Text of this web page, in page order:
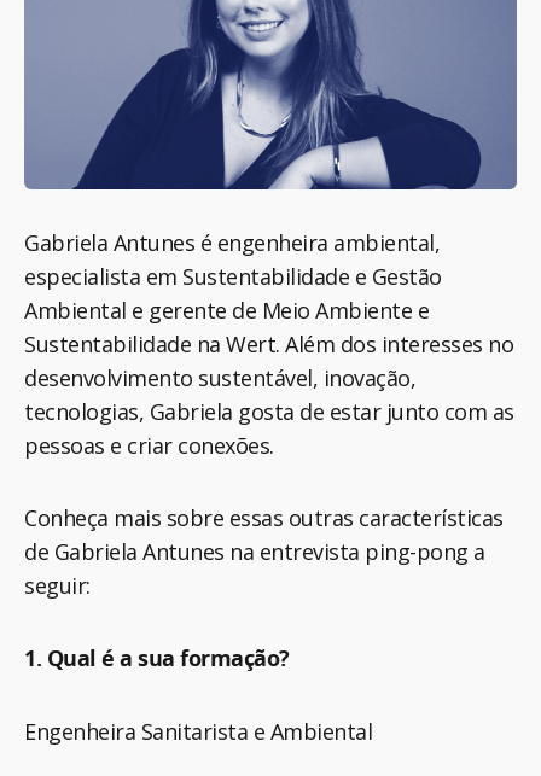
Gabriela Antunes é engenheira ambiental,
especialista em Sustentabilidade e Gestão
Ambiental e gerente de Meio Ambiente e
Sustentabilidade na Wert. Além dos interesses no
desenvolvimento sustentável, inovação,
tecnologias, Gabriela gosta de estar junto com as
pessoas e criar conexões.
Conheça mais sobre essas outras características
de Gabriela Antunes na entrevista ping-pong a
seguir:
1. Qual é a sua formação?
Engenheira Sanitarista e Ambiental